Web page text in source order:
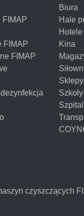
FIMAP
FIMAP
FIMAP
Biura
Hale
Hotele
Kina
Sklepy
Szkoły
czyszczących